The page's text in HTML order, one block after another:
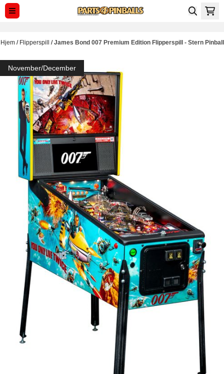
Hopp til innhold
Hjem / Flipperspill /James Bond 007 Premium Edition Flipperspill - Stern Pinball
November/December